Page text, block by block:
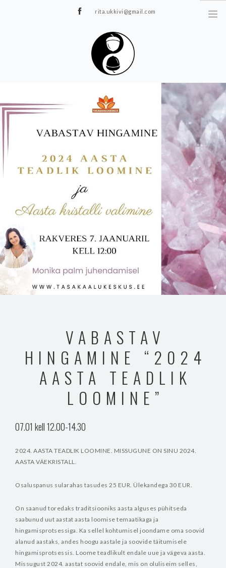
rita.ukkivi@gmail.com
TUNNIPLAAN
TERAAPIA
ÜRITUSED
TIIMIDELE
KONTAKT
VABASTAV
HINGAMINE “2024
AASTA TEADLIK
LOOMINE”
07.01 kell 12.00-14.30
2024. AASTA TEADLIK LOOMINE. MISSUGUNE ON SINU 2024.
AASTA VÄEKRISTALL.
Osaluspanus sularahas tasudes 25 EUR. Ülekandega 30 EUR.
On saanud toredaks traditsiooniks aasta alguses pühitseda
saabunud uut aastat aasta loomise temaatikaga ja
hingamisprotsessiga. Ka sellel kohtumisel joondame oma soovid
alanud aastaks, andes hoogu aastale ja soovide täitumisele
hingamisprotsessis. Loome teadlikult endale uue ja vägeva aasta.
Missugust 2024. aastat soovid endale, mis on oluliseim selles,